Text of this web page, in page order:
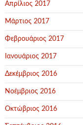
Απρίλιος 2017
Μάρτιος 2017
Φεβρουάριος 2017
Ιανουάριος 2017
Δεκέμβριος 2016
Νοέμβριος 2016
Οκτώβριος 2016